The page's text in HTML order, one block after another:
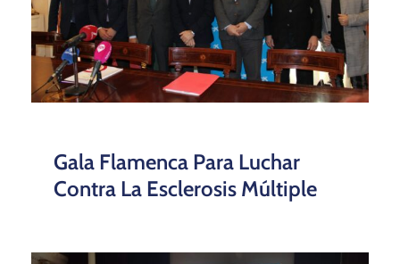
Gala Flamenca Para Luchar
Contra La Esclerosis Múltiple